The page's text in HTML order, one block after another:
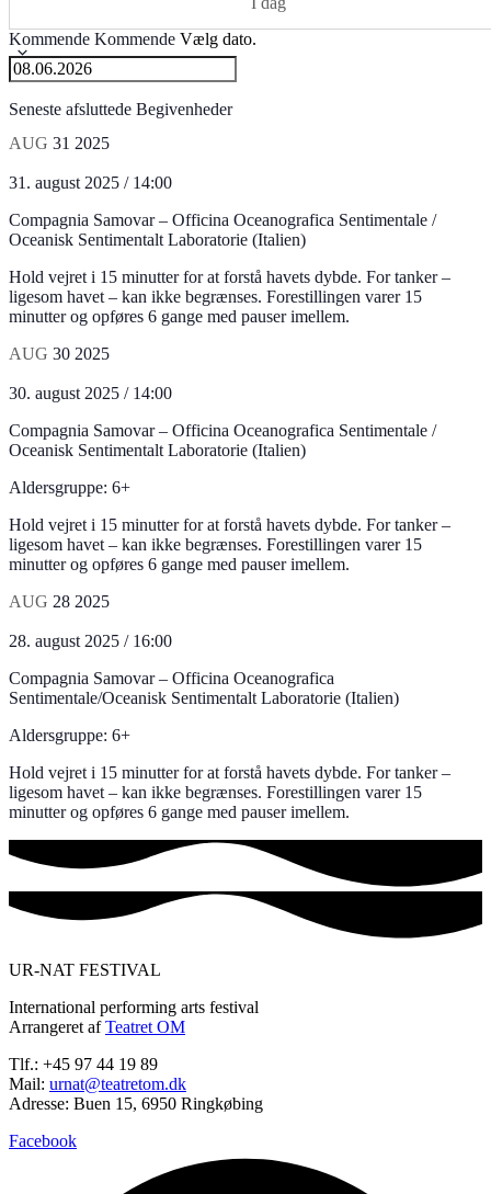
Kommende Kommende Vælg dato.
Seneste afsluttede Begivenheder
AUG 31 2025
31. august 2025 / 14:00
Compagnia Samovar – Officina Oceanografica Sentimentale /
Oceanisk Sentimentalt Laboratorie (Italien)
Hold vejret i 15 minutter for at forstå havets dybde. For tanker –
ligesom havet – kan ikke begrænses. Forestillingen varer 15
minutter og opføres 6 gange med pauser imellem.
AUG 30 2025
30. august 2025 / 14:00
Compagnia Samovar – Officina Oceanografica Sentimentale /
Oceanisk Sentimentalt Laboratorie (Italien)
Aldersgruppe: 6+
Hold vejret i 15 minutter for at forstå havets dybde. For tanker –
ligesom havet – kan ikke begrænses. Forestillingen varer 15
minutter og opføres 6 gange med pauser imellem.
AUG 28 2025
28. august 2025 / 16:00
Compagnia Samovar – Officina Oceanografica
Sentimentale/Oceanisk Sentimentalt Laboratorie (Italien)
Aldersgruppe: 6+
Hold vejret i 15 minutter for at forstå havets dybde. For tanker –
ligesom havet – kan ikke begrænses. Forestillingen varer 15
minutter og opføres 6 gange med pauser imellem.
UR-NAT FESTIVAL
International performing arts festival
Arrangeret afTeatret OM
Tlf.: +45 97 44 19 89
Mail: urnat@teatretom.dk
Adresse: Buen 15, 6950 Ringkøbing
Facebook